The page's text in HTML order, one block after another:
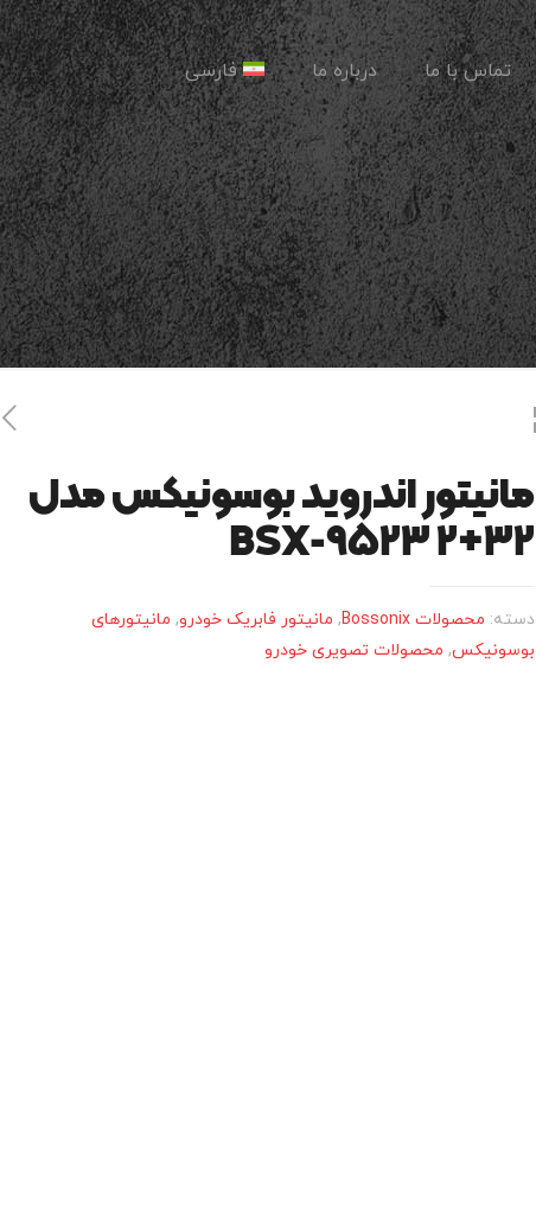
تماس با ما درباره ما فارسی
مانیتور اندروید بوسونیکس مدل
BSX-9523 2+32
دسته: محصولات Bossonix , مانیتور فابریک خودرو, مانیتورهای
بوسونیکس, محصولات تصویری خودرو